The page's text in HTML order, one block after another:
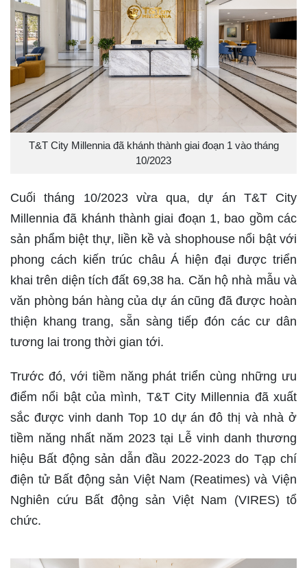
T&T City Millennia đã khánh thành giai đoạn 1 vào tháng
10/2023
Cuối tháng 10/2023 vừa qua, dự án T&T City
Millennia đã khánh thành giai đoạn 1, bao gồm các
sản phẩm biệt thự, liền kề và shophouse nổi bật với
phong cách kiến trúc châu Á hiện đại được triển
khai trên diện tích đất 69,38 ha. Căn hộ nhà mẫu và
văn phòng bán hàng của dự án cũng đã được hoàn
thiện khang trang, sẵn sàng tiếp đón các cư dân
tương lai trong thời gian tới.
Trước đó, với tiềm năng phát triển cùng những ưu
điểm nổi bật của mình, T&T City Millennia đã xuất
sắc được vinh danh Top 10 dự án đô thị và nhà ở
tiềm năng nhất năm 2023 tại Lễ vinh danh thương
hiệu Bất động sản dẫn đầu 2022-2023 do Tạp chí
điện tử Bất động sản Việt Nam (Reatimes) và Viện
Nghiên cứu Bất động sản Việt Nam (VIRES) tổ
chức.